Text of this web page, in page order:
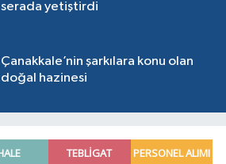
serada yetiştirdi
Çanakkale’nin şarkılara konu olan
doğal hazinesi